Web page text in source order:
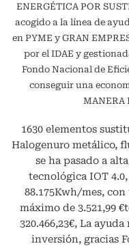
ENERGÉTICA POR
acogido a la línea de
en PYME y GRAN
por el IDAE y
Fondo Nacional de
conseguir una
MANERA
1630 elementos
Halogenuro metálico,
se ha pasado a
tecnológica IOT
88.175Kwh/mes,
máximo de 3.521,99
320.466,23€, La
inversión, gracias